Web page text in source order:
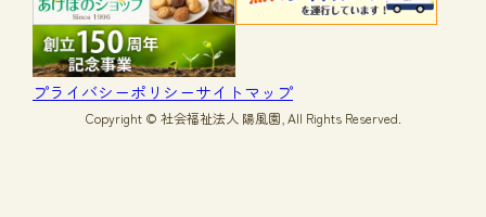
プライバシーポリシーサイトマップ
Copyright © 社会福祉法人 陽風園, All Rights Reserved.